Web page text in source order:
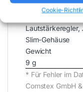
Cookie-
Deutschland
Diverse
Lautstärkeregler,
Slim-Gehäuse
Gewicht
9 g
* Für Fehler im
Comstex GmbH